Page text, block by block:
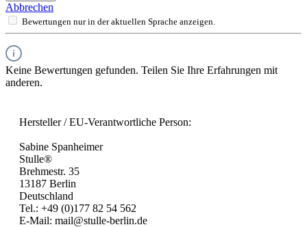
Abbrechen
Bewertungen nur in der aktuellen Sprache anzeigen.
Keine Bewertungen gefunden. Teilen Sie Ihre Erfahrungen mit
anderen.
Hersteller / EU-Verantwortliche Person:
Sabine Spanheimer
Stulle®
Brehmestr. 35
13187 Berlin
Deutschland
Tel.: +49 (0)177 82 54 562
E-Mail: mail@stulle-berlin.de